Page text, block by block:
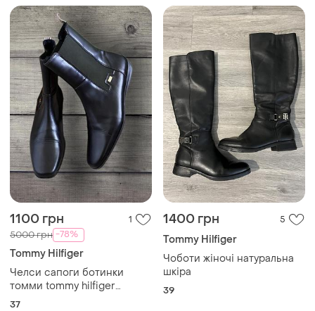
1100 грн 1
5000 грн -78%
Tommy Hilfiger
Челси сапоги ботинки
томми tommy hilfiger
натуральная кожа кожаные
37
1400 грн 5
Tommy Hilfiger
Чоботи жіночі натуральна
шкіра
39